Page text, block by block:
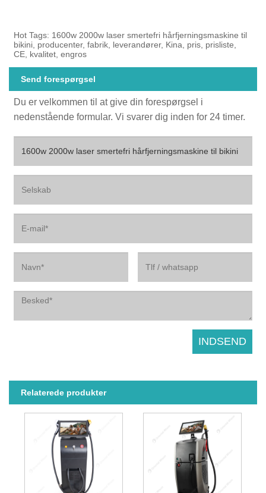
Hot Tags: 1600w 2000w laser smertefri hårfjerningsmaskine til
bikini, producenter, fabrik, leverandører, Kina, pris, prisliste,
CE, kvalitet, engros
Send forespørgsel
Du er velkommen til at give din forespørgsel i
nedenstående formular. Vi svarer dig inden for 24 timer.
Relaterede produkter